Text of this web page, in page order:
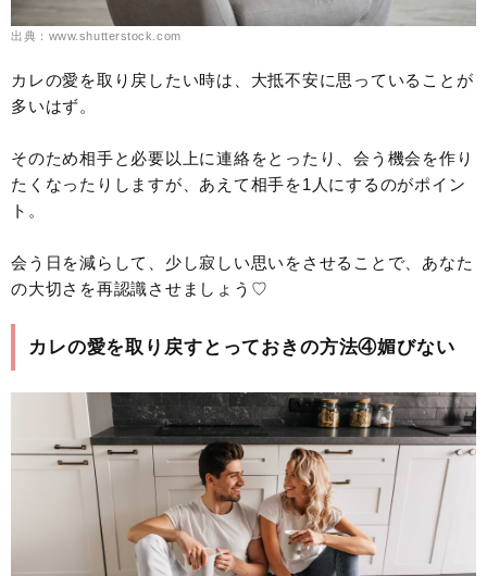
出典：www.shutterstock.com
カレの愛を取り戻したい時は、大抵不安に思っていることが
多いはず。
そのため相手と必要以上に連絡をとったり、会う機会を作り
たくなったりしますが、あえて相手を1人にするのがポイン
ト。
会う日を減らして、少し寂しい思いをさせることで、あなた
の大切さを再認識させましょう♡
カレの愛を取り戻すとっておきの方法④媚びない